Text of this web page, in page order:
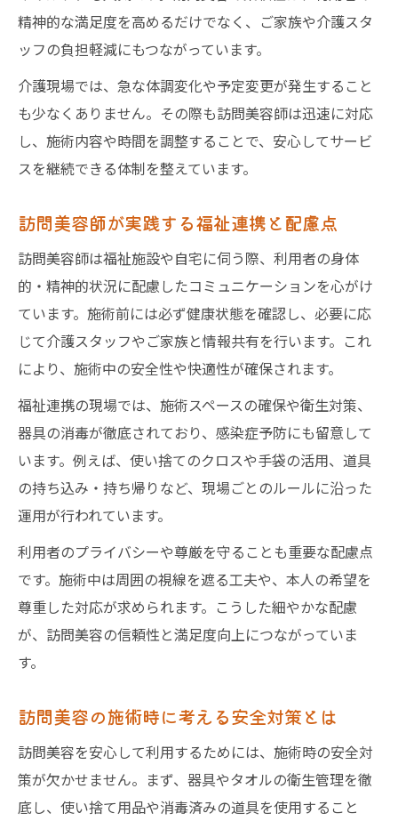
精神的な満足度を高めるだけでなく、ご家族や介護スタ
ッフの負担軽減にもつながっています。
介護現場では、急な体調変化や予定変更が発生すること
も少なくありません。その際も訪問美容師は迅速に対応
し、施術内容や時間を調整することで、安心してサービ
スを継続できる体制を整えています。
訪問美容師が実践する福祉連携と配慮点
訪問美容師は福祉施設や自宅に伺う際、利用者の身体
的・精神的状況に配慮したコミュニケーションを心がけ
ています。施術前には必ず健康状態を確認し、必要に応
じて介護スタッフやご家族と情報共有を行います。これ
により、施術中の安全性や快適性が確保されます。
福祉連携の現場では、施術スペースの確保や衛生対策、
器具の消毒が徹底されており、感染症予防にも留意して
います。例えば、使い捨てのクロスや手袋の活用、道具
の持ち込み・持ち帰りなど、現場ごとのルールに沿った
運用が行われています。
利用者のプライバシーや尊厳を守ることも重要な配慮点
です。施術中は周囲の視線を遮る工夫や、本人の希望を
尊重した対応が求められます。こうした細やかな配慮
が、訪問美容の信頼性と満足度向上につながっていま
す。
訪問美容の施術時に考える安全対策とは
訪問美容を安心して利用するためには、施術時の安全対
策が欠かせません。まず、器具やタオルの衛生管理を徹
底し、使い捨て用品や消毒済みの道具を使用すること